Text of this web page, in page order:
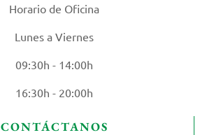
Horario de Oficina
Lunes a Viernes
09:30h - 14:00h
16:30h - 20:00h
CONTÁCTANOS